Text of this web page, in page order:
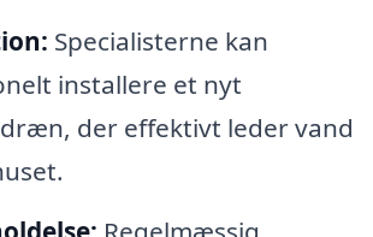
Specialisterne kan
installere et nyt
der effektivt leder vand